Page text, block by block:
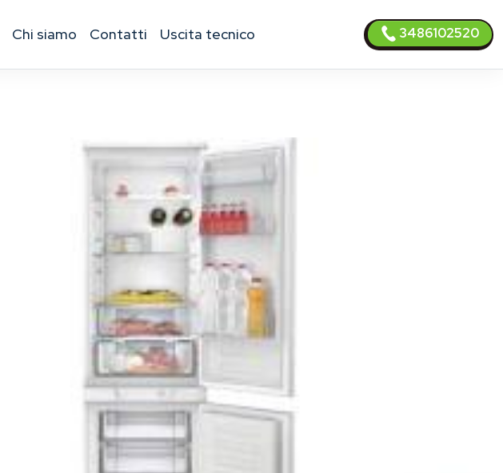
chi siamo contatti uscita tecnico 3486102520